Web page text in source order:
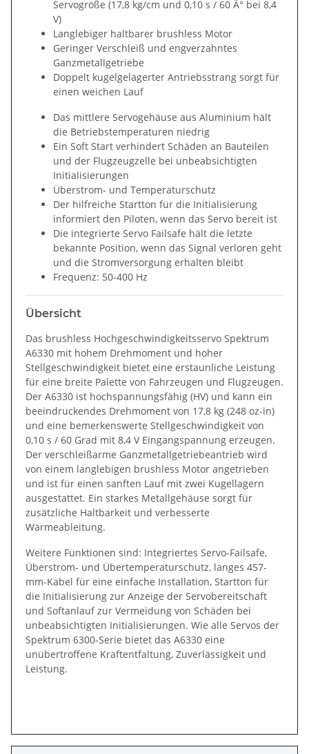
Servogröße (17,8 kg/cm und 0,10 s / 60 Â° bei 8,4
V)
Langlebiger haltbarer brushless Motor
Geringer Verschleiß und engverzahntes
Ganzmetallgetriebe
Doppelt kugelgelagerter Antriebsstrang sorgt für
einen weichen Lauf
Das mittlere Servogehäuse aus Aluminium hält
die Betriebstemperaturen niedrig
Ein Soft Start verhindert Schäden an Bauteilen
und der Flugzeugzelle bei unbeabsichtigten
Initialisierungen
Überstrom- und Temperaturschutz
Der hilfreiche Startton für die Initialisierung
informiert den Piloten, wenn das Servo bereit ist
Die integrierte Servo Failsafe hält die letzte
bekannte Position, wenn das Signal verloren geht
und die Stromversorgung erhalten bleibt
Frequenz: 50-400 Hz
Übersicht
Das brushless Hochgeschwindigkeitsservo Spektrum
A6330 mit hohem Drehmoment und hoher
Stellgeschwindigkeit bietet eine erstaunliche Leistung
für eine breite Palette von Fahrzeugen und Flugzeugen.
Der A6330 ist hochspannungsfähig (HV) und kann ein
beeindruckendes Drehmoment von 17,8 kg (248 oz-in)
und eine bemerkenswerte Stellgeschwindigkeit von
0,10 s / 60 Grad mit 8,4 V Eingangspannung erzeugen.
Der verschleißarme Ganzmetallgetriebeantrieb wird
von einem langlebigen brushless Motor angetrieben
und ist für einen sanften Lauf mit zwei Kugellagern
ausgestattet. Ein starkes Metallgehäuse sorgt für
zusätzliche Haltbarkeit und verbesserte
Wärmeableitung.
Weitere Funktionen sind: Integriertes Servo-Failsafe,
Überstrom- und Übertemperaturschutz, langes 457-
mm-Kabel für eine einfache Installation, Startton für
die Initialisierung zur Anzeige der Servobereitschaft
und Softanlauf zur Vermeidung von Schäden bei
unbeabsichtigten Initialisierungen. Wie alle Servos der
Spektrum 6300-Serie bietet das A6330 eine
unübertroffene Kraftentfaltung, Zuverlässigkeit und
Leistung.